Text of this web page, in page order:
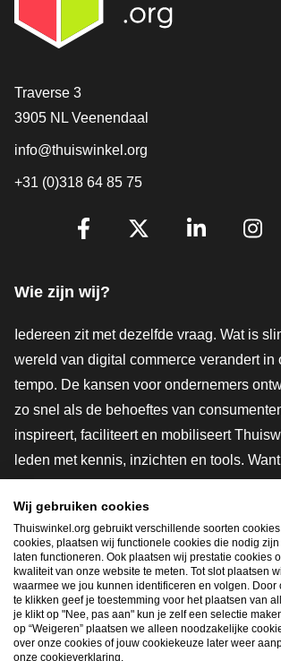
Contact
Traverse 3
3905 NL Veenendaal
info@thuiswinkel.org
+31 (0)318 64 85 75
Volg je ons al?
Wie zijn wij?
Iedereen zit met dezelfde vraag. Wat is
wereld van digital commerce verandert in
tempo. De kansen voor ondernemers
zo snel als de behoeftes van
inspireert, faciliteert en mobiliseert
leden met kennis, inzichten en tools.
innovatievere toekomst. Dus groei ook
shoppen slimmer.
Lid worden
Snel navigeren
Wij gebruiken cookies
Thuiswinkel.org gebruikt verschillende soorten
cookies, plaatsen wij functionele cookies die nodig
laten functioneren. Ook plaatsen wij prestatie cookies
kwaliteit van onze website te meten. Tot slot plaatsen
waarmee we jou kunnen identificeren en volgen. Door
te klikken geef je toestemming voor het plaatsen van
je klikt op "Nee, pas aan" kun je zelf een selectie
op “Weigeren” plaatsen we alleen noodzakelijke
over onze cookies of jouw cookiekeuze later weer
onze cookieverklaring.